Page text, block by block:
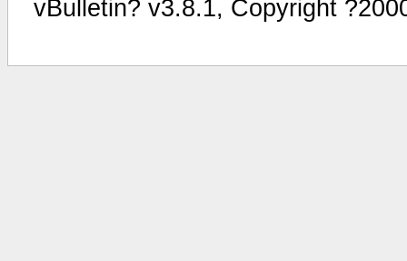
vBulletin? v3.8.1, Copyright